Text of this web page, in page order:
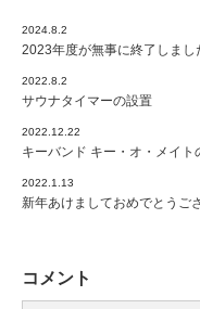
2024.8.2
2023年度が無事に終了しまし
2022.8.2
サウナタイマーの設置
2022.12.22
キーバンド キー・オ・メイ
2022.1.13
新年あけましておめでとうご
コメント